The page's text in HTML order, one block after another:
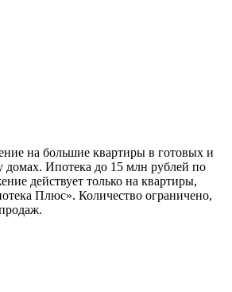
на большие квартиры в готовых и
домах. Ипотека до 15 млн рублей по
действует только на квартиры,
Плюс». Количество ограничено,